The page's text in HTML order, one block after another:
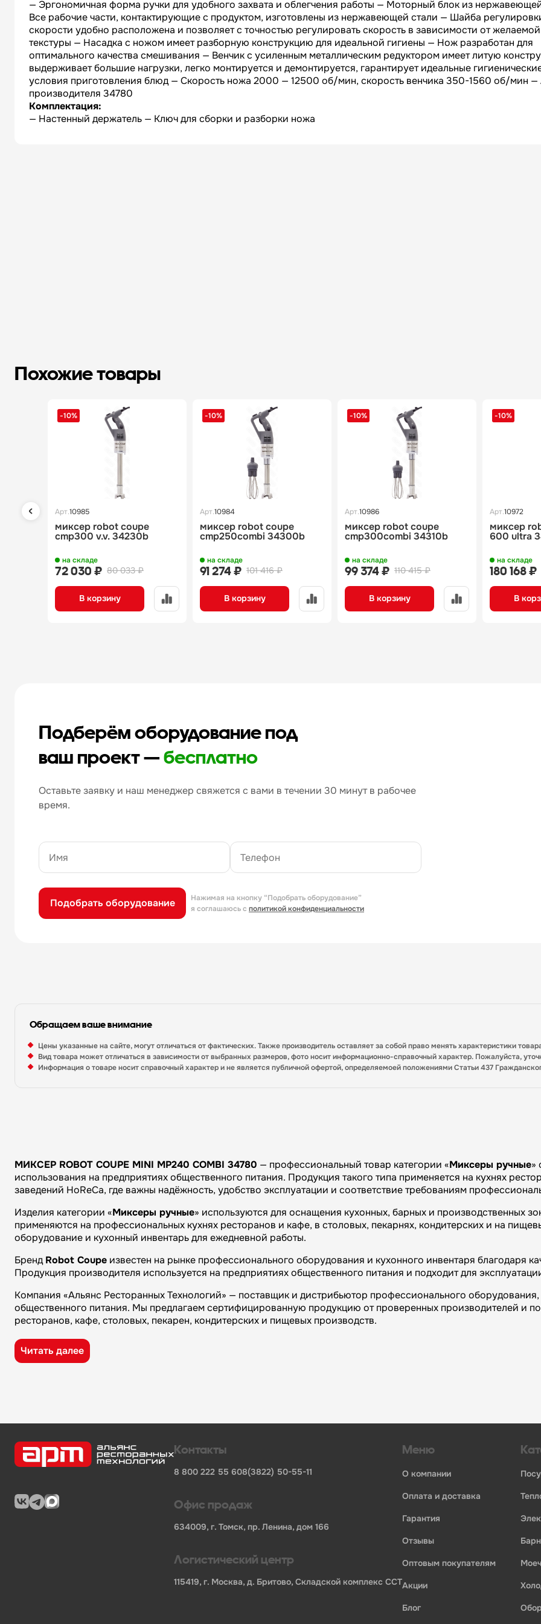
Страна Франция
Гарантия 365
— Эргономичная форма ручки для удобного захвата и облегчения работы — Моторный блок из
Все рабочие части, контактирующие с продуктом, изготовлены из нержавеющей стали — Шайба
скорости удобно расположена и позволяет с точностью регулировать скорость в зависимости от желаемой
текстуры — Насадка с ножом имеет разборную конструкцию для идеальной гигиены — Нож разработан для
оптимального качества смешивания — Венчик с усиленным металлическим редуктором имеет литую
выдерживает большие нагрузки, легко монтируется и демонтируется, гарантирует идеальные
условия приготовления блюд — Скорость ножа 2000 — 12500 об/мин, скорость венчика 350-1560 об/мин —
производителя 34780
Комплектация:
— Настенный держатель — Ключ для сборки и разборки ножа
Похожие товары
-10%
Арт.10985
миксер robot coupe
cmp300 v.v. 34230b
на складе
72 030 ₽ 80 033 ₽
В корзину
-10%
Арт.10984
миксер robot coupe
cmp250combi 34300b
на складе
91 274 ₽ 101 416 ₽
В корзину
-10%
Арт.10986
миксер robot coupe
cmp300combi 34310b
на складе
99 374 ₽ 110 415 ₽
В корзину
-10%
Арт.10972
миксер
600 ultra
на складе
180 168 ₽
В
Подберём оборудование под
ваш проект —бесплатно
Оставьте заявку и наш менеджер свяжется с вами в течении 30 минут в рабочее
время.
Подобрать оборудование
Нажимая на кнопку “Подобрать оборудование”
я соглашаюсь с политикой конфиденциальности
Обращаем ваше внимание
Цены указанные на сайте, могут отличаться от фактических. Также производитель оставляет за собой право менять характеристики
Вид товара может отличаться в зависимости от выбранных размеров, фото носит информационно-справочный характер. Пожалуйста,
Информация о товаре носит справочный характер и не является публичной офертой, определяемоей положениями Статьи 437
МИКСЕР ROBOT COUPE MINI MP240 COMBI 34780 — профессиональный товар категории «Миксеры ручные»
использования на предприятиях общественного питания. Продукция такого типа применяется на кухнях
заведений HoReCa, где важны надёжность, удобство эксплуатации и соответствие требованиям
Изделия категории «Миксеры ручные» используются для оснащения кухонных, барных и производственных
применяются на профессиональных кухнях ресторанов и кафе, в столовых, пекарнях, кондитерских и на
оборудование и кухонный инвентарь для ежедневной работы.
БрендRobot Coupe известен на рынке профессионального оборудования и кухонного инвентаря благодаря
Продукция производителя используется на предприятиях общественного питания и подходит для
Компания «Альянс Ресторанных Технологий» — поставщик и дистрибьютор профессионального
общественного питания. Мы предлагаем сертифицированную продукцию от проверенных производителей и
ресторанов, кафе, столовых, пекарен, кондитерских и пищевых производств.
Преимущества компании «Альянс Ресторанных Технологий»:
широкий ассортимент оборудования, кухонного инвентаря и посуды для HoReCa
Бренд - Robot Coupe
Длина НЕТТО, мм
Ширина НЕТТО, мм
Читать далее
Контакты
8 800 222 55 608(3822) 50-55-11
Офис продаж
634009, г. Томск, пр. Ленина, дом 166
Логистический центр
115419, г. Москва, д. Бритово, Складской комплекс ССТ
Меню
о компании
оплата и доставка
гарантия
отзывы
оптовым покупателям
акции
блог